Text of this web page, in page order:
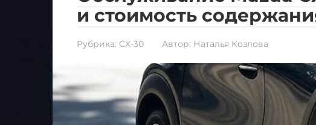
и стоимость
Рубрика: CX-30 Автор: Наталья Козлова